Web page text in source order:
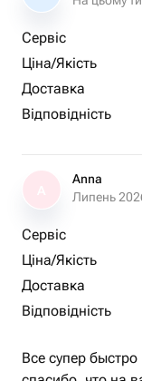
Сервіс
Ціна/Якість
Доставка
Відповідність
Anna
Липень
Сервіс
Ціна/Якість
Доставка
Відповідність
Все супер